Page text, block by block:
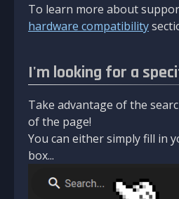
To learn more about
hardware compatibility
I'm looking for a
Take advantage of the
of the page!
You can either simply fill in
box...